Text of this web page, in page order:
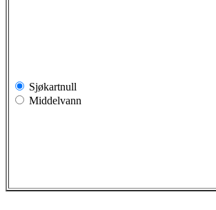
Sjøkartnull
Middelvann